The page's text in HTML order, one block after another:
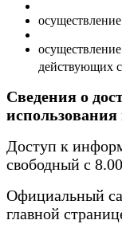
действующих
Сведения о
Доступ к
свободный с
Официальный
главной